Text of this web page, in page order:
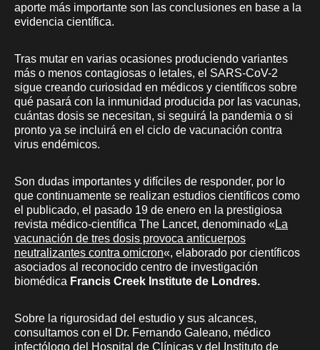
aporte más importante son las conclusiones en base a la
evidencia científica.
Tras mutar en varias ocasiones produciendo variantes
más o menos contagiosas o letales, el SARS-CoV-2
sigue creando curiosidad en médicos y científicos sobre
qué pasará con la inmunidad producida por las vacunas,
cuántas dosis se necesitan, si seguirá la pandemia o si
pronto ya se incluirá en el ciclo de vacunación contra
virus endémicos.
Son dudas importantes y difíciles de responder, por lo
que continuamente se realizan estudios científicos como
el publicado, el pasado 19 de enero en la prestigiosa
revista médico-científica The Lancet, denominado « La
vacunación de tres dosis provoca anticuerpos
neutralizantes contra omicron«, elaborado por científicos
asociados al reconocido centro de investigación
biomédica Francis Creek Institute de Londres.
Sobre la rigurosidad del estudio y sus alcances,
consultamos con el Dr. Fernando Galeano, médico
infectólogo del Hospital de Clínicas y del Instituto de